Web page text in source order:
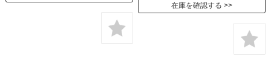
在庫を確認する